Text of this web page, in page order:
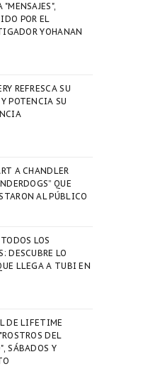
"MENSAJES",
POR EL
YOHANAN
REFRESCA SU
POTENCIA SU
A CHANDLER
QUE
AL PÚBLICO
LOS
DESCUBRE LO
LLEGA A TUBI EN
DE LIFETIME
DEL
SÁBADOS Y